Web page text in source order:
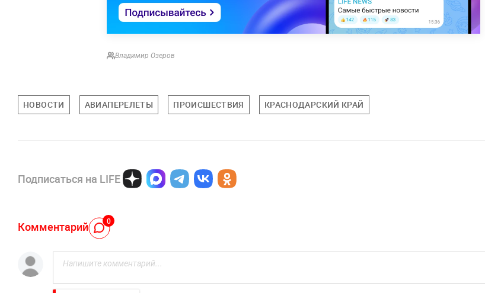
Владимир Озеров
НОВОСТИ АВИАПЕРЕЛЕТЫ ПРОИСШЕСТВИЯ КРАСНОДАРСКИЙ КРАЙ
Подписаться на LIFE
Комментарий 0